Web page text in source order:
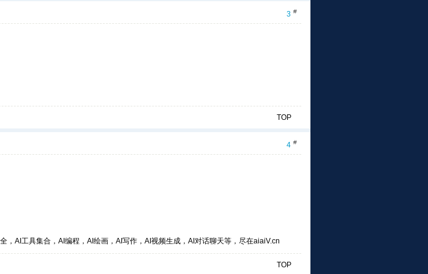
3 #
TOP
4 #
，AI工具集合，AI编程，AI绘画，AI写作，AI视频生成，AI对话聊天等，尽在aiaiV.cn
TOP